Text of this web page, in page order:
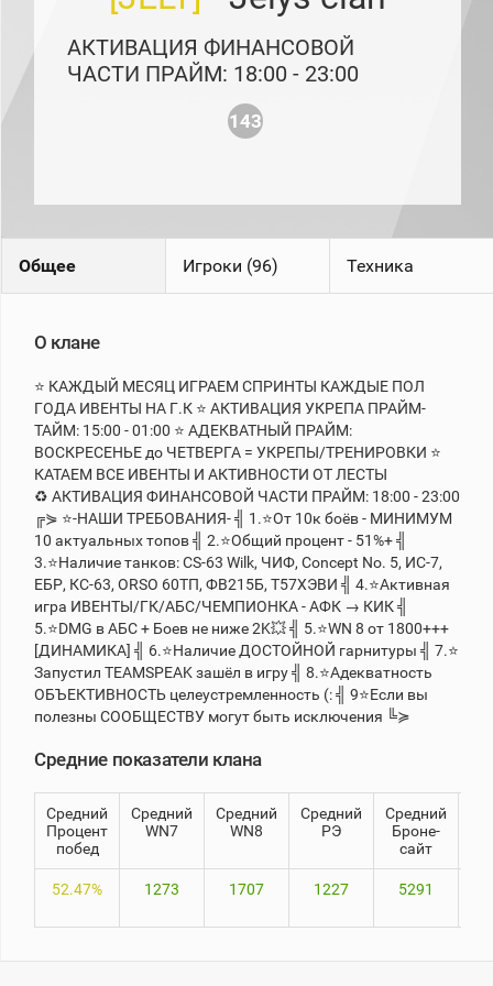
сессии)
Топ
1000
Информация
Онлайн
Цветовая
шкала
Теlegram
Портал
Мира
Танков
АКТИВАЦИЯ ФИНАНСОВОЙ
ЧАСТИ ПРАЙМ: 18:00 - 23:00
143
Общее Игроки (96) Техника
О клане
⭐ КАЖДЫЙ МЕСЯЦ ИГРАЕМ СПРИНТЫ КАЖДЫЕ ПОЛ
ГОДА ИВЕНТЫ НА Г.К ⭐ АКТИВАЦИЯ УКРЕПА ПРАЙМ-
ТАЙМ: 15:00 - 01:00 ⭐ АДЕКВАТНЫЙ ПРАЙМ:
ВОСКРЕСЕНЬЕ до ЧЕТВЕРГА = УКРЕПЫ/ТРЕНИРОВКИ ⭐
КАТАЕМ ВСЕ ИВЕНТЫ И АКТИВНОСТИ ОТ ЛЕСТЫ
♻ АКТИВАЦИЯ ФИНАНСОВОЙ ЧАСТИ ПРАЙМ: 18:00 - 23:00
╔⋟ ⭐-НАШИ ТРЕБОВАНИЯ- ╣ 1.⭐От 10к боёв - МИНИМУМ
10 актуальных топов ╣ 2.⭐Общий процент - 51%+ ╣
3.⭐Наличие танков: CS-63 Wilk, ЧИФ, Concept No. 5, ИС-7,
ЕБР, КС-63, ORSO 60ТП, ФВ215Б, T57ХЭВИ ╣ 4.⭐Активная
игра ИВЕНТЫ/ГК/АБС/ЧЕМПИОНКА - АФК → КИК ╣
5.⭐DMG в АБС + Боев не ниже 2K💥 ╣ 5.⭐WN 8 от 1800+++
[ДИНАМИКА] ╣ 6.⭐Наличие ДОСТОЙНОЙ гарнитуры ╣ 7.⭐
Запустил TEAMSPEAK зашёл в игру ╣ 8.⭐Адекватность
ОБЪЕКТИВНОСТЬ целеустремленность (: ╣ 9⭐Если вы
полезны СООБЩЕСТВУ могут быть исключения ╚≽
Средние показатели клана
Средний
Процент
побед
Средний
WN7
Средний
WN8
Средний
РЭ
Средний
Броне-
сайт
52.47% 1273 1707 1227
5291